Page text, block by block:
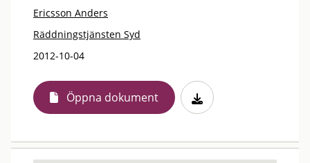
Ericsson Anders
Räddningstjänsten Syd
2012-10-04
Öppna dokument